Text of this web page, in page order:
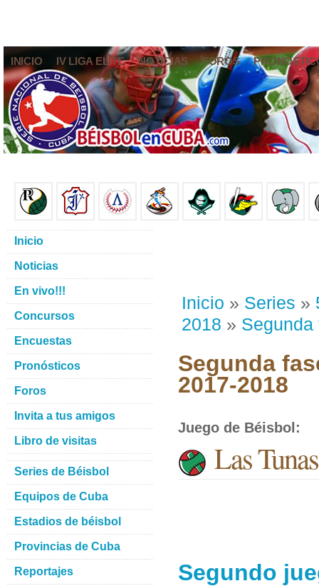
INICIO IV LIGA ELITE NOTICIAS FOROS
Inicio » Series »
2018 » Segunda
Segunda
2017-2018
Juego de Béisbol :
Las
Segundo
Inicio
Noticias
En vivo!!!
Concursos
Encuestas
Pronósticos
Foros
Invita a tus amigos
Libro de visitas
Series de Béisbol
Equipos de Cuba
Estadios de béisbol
Provincias de Cuba
Reportajes